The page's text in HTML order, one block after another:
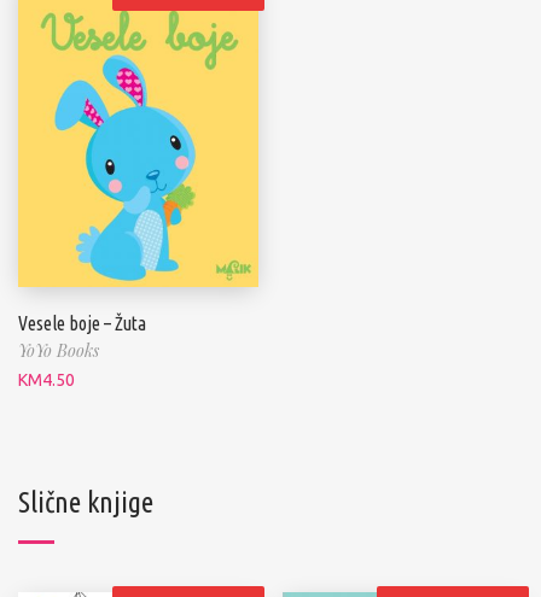
Vesele boje – Žuta
YoYo Books
KM4.50
Slične knjige